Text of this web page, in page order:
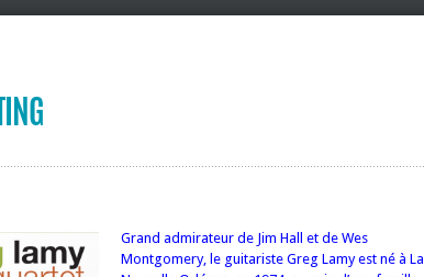
Grand admirateur de Jim Hall et de Wes
Montgomery, le guitariste Greg Lamy est né à La